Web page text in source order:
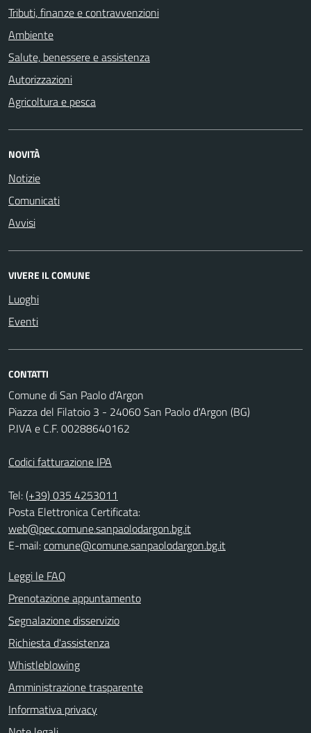
Tributi, finanze e contravvenzioni
Ambiente
Salute, benessere e assistenza
Autorizzazioni
Agricoltura e pesca
NOVITÀ
Notizie
Comunicati
Avvisi
VIVERE IL COMUNE
Luoghi
Eventi
CONTATTI
Comune di San Paolo d'Argon
Piazza del Filatoio 3 - 24060 San Paolo d'Argon (BG)
P.IVA e C.F. 00288640162
Codici fatturazione IPA
Tel:(+39) 035 4253011
Posta Elettronica Certificata:
web@pec.comune.sanpaolodargon.bg.it
E-mail:comune@comune.sanpaolodargon.bg.it
Leggi le FAQ
Prenotazione appuntamento
Segnalazione disservizio
Richiesta d'assistenza
Whistleblowing
Amministrazione trasparente
Informativa privacy